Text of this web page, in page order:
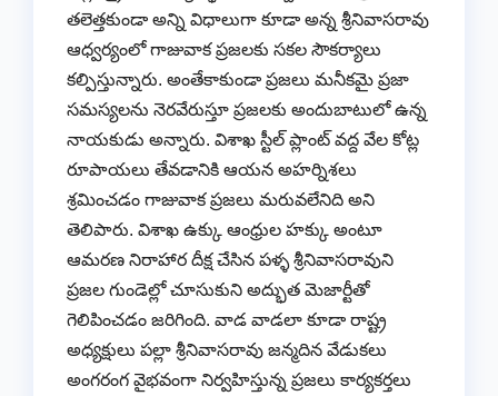
తలెత్తకుండా అన్ని విధాలుగా కూడా అన్న శ్రీనివాసరావు
ఆధ్వర్యంలో గాజువాక ప్రజలకు సకల సౌకర్యాలు
కల్పిస్తున్నారు. అంతేకాకుండా ప్రజలు మనీకమై ప్రజా
సమస్యలను నెరవేరుస్తూ ప్రజలకు అందుబాటులో ఉన్న
నాయకుడు అన్నారు. విశాఖ స్టీల్ ప్లాంట్ వద్ద వేల కోట్ల
రూపాయలు తేవడానికి ఆయన అహర్నిశలు
శ్రమించడం గాజువాక ప్రజలు మరువలేనిది అని
తెలిపారు. విశాఖ ఉక్కు ఆంధ్రుల హక్కు అంటూ
ఆమరణ నిరాహార దీక్ష చేసిన పళ్ళ శ్రీనివాసరావుని
ప్రజల గుండెల్లో చూసుకుని అద్భుత మెజార్టీతో
గెలిపించడం జరిగింది. వాడ వాడలా కూడా రాష్ట్ర
అధ్యక్షులు పల్లా శ్రీనివాసరావు జన్మదిన వేడుకలు
అంగరంగ వైభవంగా నిర్వహిస్తున్న ప్రజలు కార్యకర్తలు